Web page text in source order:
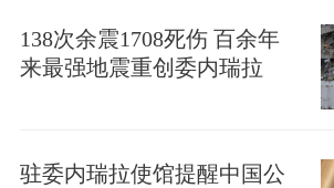
138次余震1708死伤 百余年
来最强地震重创委内瑞拉
驻委内瑞拉使馆提醒中国公